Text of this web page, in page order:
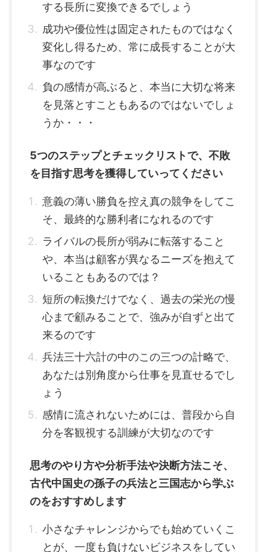
する長所に変換できるでしょう
成功や優位性は固定されたものではなく
変化し得るため、常に成長することが大
事なのです
負の感情が高ぶると、本当に大切な将来
を見落とすこともあるのではないでしょ
うか・・・
5つのステップとチェックリストで、不敗
を目指す思考を獲得していってください
意義の薄い勝負を控え真の競争をしてこ
そ、最終的な勝利者になれるのです
ライバルの長所が弱みに転落すること
や、本当は顧客が異なるニーズを抱えて
いることもあるのでは？
短所の転換だけでなく、過去の栄光の慢
心まで顧みることで、強みが自ずと出て
来るのです
兵法三十六計の中のこの三つの計略で、
あなたは別角度から仕事を見直せるでし
ょう
感情に流されないためには、普段から自
分を客観視する訓練が大切なのです
思考のやり方や分析手法や決断方法こそ、
古代中国史の孫子の兵法と三国志から学ぶ
のをおすすめします
小さなチャレンジからでも始めていくこ
とが、一度も負けないビジネスをしてい